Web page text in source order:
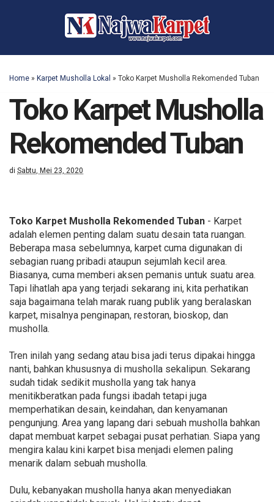
Home » Karpet Musholla Lokal » Toko Karpet Musholla Rekomended Tuban
Toko Karpet Musholla
Rekomended Tuban
di Sabtu, Mei 23, 2020
Toko Karpet Musholla Rekomended Tuban - Karpet
adalah elemen penting dalam suatu desain tata ruangan.
Beberapa masa sebelumnya, karpet cuma digunakan di
sebagian ruang pribadi ataupun sejumlah kecil area.
Biasanya, cuma memberi aksen pemanis untuk suatu area.
Tapi lihatlah apa yang terjadi sekarang ini, kita perhatikan
saja bagaimana telah marak ruang publik yang beralaskan
karpet, misalnya penginapan, restoran, bioskop, dan
musholla.
Tren inilah yang sedang atau bisa jadi terus dipakai hingga
nanti, bahkan khususnya di musholla sekalipun. Sekarang
sudah tidak sedikit musholla yang tak hanya
menitikberatkan pada fungsi ibadah tetapi juga
memperhatikan desain, keindahan, dan kenyamanan
pengunjung. Area yang lapang dari sebuah musholla bahkan
dapat membuat karpet sebagai pusat perhatian. Siapa yang
mengira kalau kini karpet bisa menjadi elemen paling
menarik dalam sebuah musholla.
Dulu, kebanyakan musholla hanya akan menyediakan